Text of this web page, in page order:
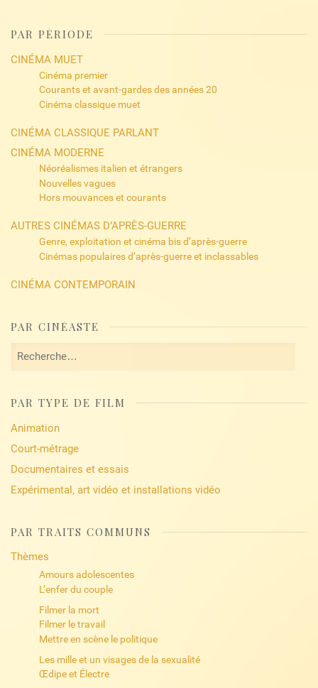
PAR PÉRIODE
CINÉMA MUET
Cinéma premier
Courants et avant-gardes des années 20
Cinéma classique muet
CINÉMA CLASSIQUE PARLANT
CINÉMA MODERNE
Néoréalismes italien et étrangers
Nouvelles vagues
Hors mouvances et courants
AUTRES CINÉMAS D’APRÈS-GUERRE
Genre, exploitation et cinéma bis d’après-guerre
Cinémas populaires d’après-guerre et inclassables
CINÉMA CONTEMPORAIN
PAR CINÉASTE
Rechercher :
PAR TYPE DE FILM
Animation
Court-métrage
Documentaires et essais
Expérimental, art vidéo et installations vidéo
PAR TRAITS COMMUNS
Thèmes
Amours adolescentes
L’enfer du couple
Filmer la mort
Filmer le travail
Mettre en scène le politique
Les mille et un visages de la sexualité
Œdipe et Électre